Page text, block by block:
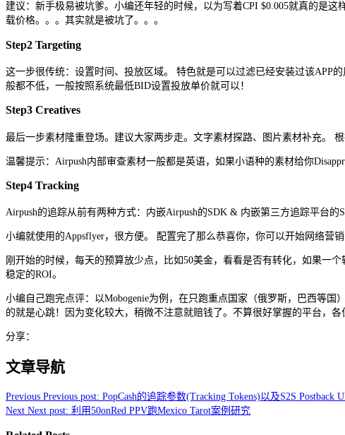
建议：新手极易被坑爹。小编还年轻的时候，以为写着CPI $0.005就真的是
载价格。。。其实就是被坑了。。。
Step2 Targeting
这一步很传统：设置时间、投放区域。 特色就是可以过滤已经安装过该APP的
般都不低，一般按照系统最低BID设置投放单价就可以！
Step3 Creatives
最后一步素材隆重登场。建议大家两步走。文字素材探路、图片素材补充。
温馨提示：Airpush内部审查素材一般都是英语，如果小语种的素材给你
Step4 Tracking
Airpush的追踪从前有两种方式：内嵌Airpush的SDK & 内嵌第三方追踪平台
小编就使用的Appsflyer，很方便。 配置完了那么恭喜你，你可以开始网络营
刚开始的时候，每天的预算放少点，比如50美金，看看是否有转化，如果一
稳定的ROI。
小编自己跑完点评：以Mobogenie为例，在只跑重点国家（俄罗斯，巴西等
的就是心跳！因为变化较大，稍微不注意就赔钱了。不算很好掌握的平台，各
分享：
文章导航
Previous Previous post: PopCash的追踪参数(Tracking Tokens)以及S2S Postback
Next Next post: 利用50onRed PPV跑Mexico Tarot案例研究